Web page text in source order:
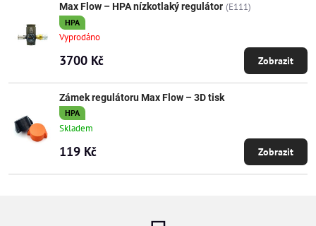
Max Flow – HPA nízkotlaký regulátor (E111)
HPA
Vyprodáno
3700 Kč Zobrazit
Zámek regulátoru Max Flow – 3D tisk
HPA
Skladem
119 Kč Zobrazit